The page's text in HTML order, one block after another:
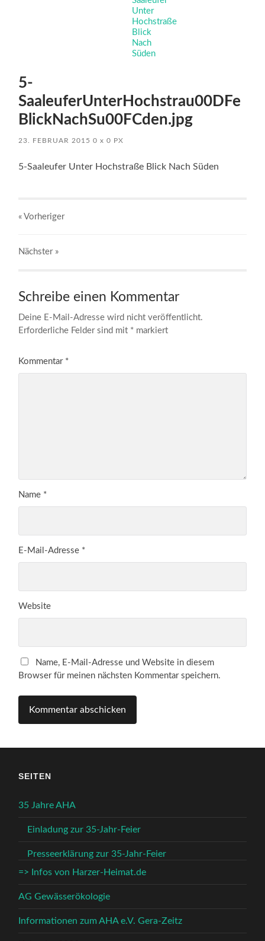
5-
SaaleuferUnterHochstrau00DFe
BlickNachSu00FCden.jpg
23. FEBRUAR 2015 0x 0 PX
5-Saaleufer Unter Hochstraße Blick Nach Süden
« Vorheriger
Nächster »
Schreibe einen Kommentar
Deine E-Mail-Adresse wird nicht veröffentlicht.
Erforderliche Felder sind mit * markiert
Kommentar *
Name *
E-Mail-Adresse *
Website
Name, E-Mail-Adresse und Website in diesem
Browser für meinen nächsten Kommentar speichern.
SEITEN
35 Jahre AHA
Einladung zur 35-Jahr-Feier
Presseerklärung zur 35-Jahr-Feier
=> Infos von Harzer-Heimat.de
AG Gewässerökologie
Informationen zum AHA e.V. Gera-Zeitz